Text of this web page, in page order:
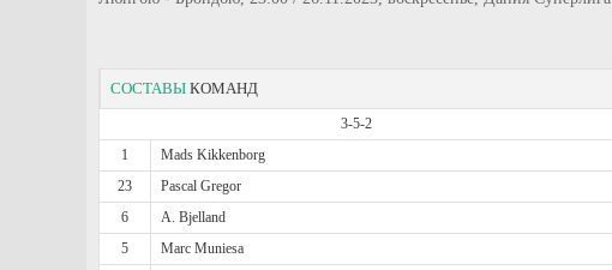
СОСТАВЫ КОМАНД
3-5-2
1
Mads Kikkenborg
23
Pascal Gregor
6
A. Bjelland
5
Marc Muniesa